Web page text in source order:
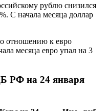
рублю снизился
С начала месяца доллар
отношению к евро
месяца евро упал на 3
РФ на 24 января